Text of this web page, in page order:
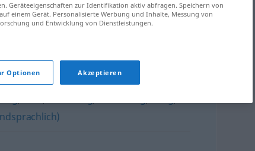
Geräteeigenschaften zur Identifikation aktiv abfragen. Speichern von
einem Gerät. Personalisierte Werbung und Inhalte, Messung von
und Entwicklung von Dienstleistungen.
Optionen Akzeptieren